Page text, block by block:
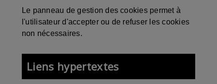
Le panneau de gestion des cookies permet à
l'utilisateur d'accepter ou de refuser les cookies
non nécessaires.
Liens hypertextes